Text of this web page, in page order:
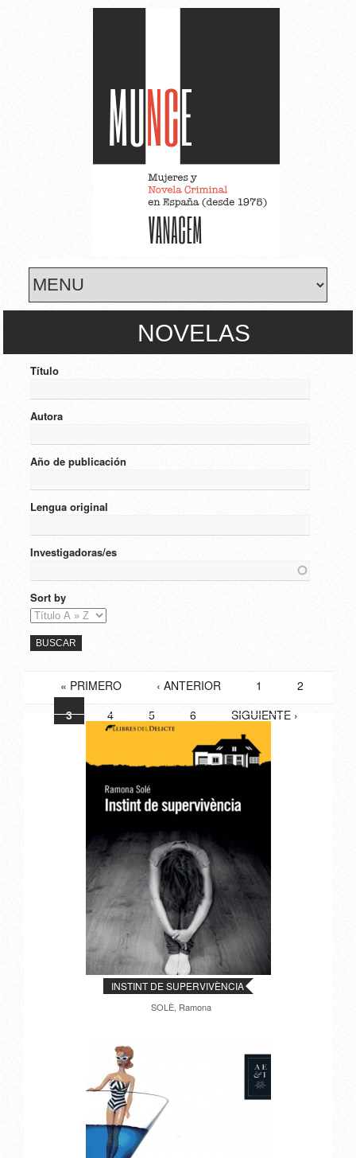
NOVELAS
Título
Autora
Año de publicación
Lengua original
Investigadoras/es
Sort by
PAGES« PRIMERO ‹ ANTERIOR 1
2
3
4 5 6
SIGUIENTE ›
INSTINT DE SUPERVIVÈNCIA
SOLÈ, Ramona